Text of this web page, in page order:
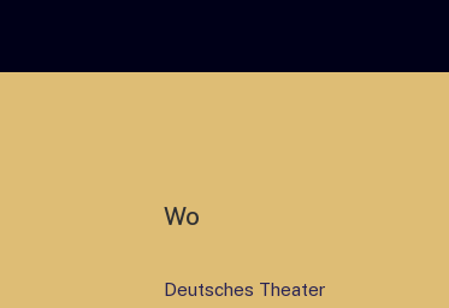
Wo
Deutsches Theater